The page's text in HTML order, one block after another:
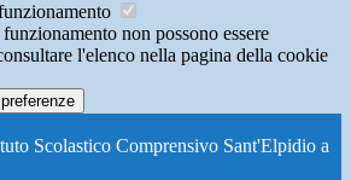
non possono essere
l'elenco nella pagina della cookie
Scolastico Comprensivo Sant'Elpidio a